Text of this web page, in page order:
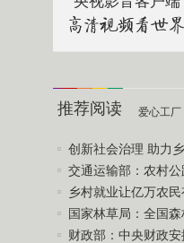
推荐阅读 爱心工厂
创新社会治理 助力
交通运输部：农村公
乡村就业让亿万农
国家林草局：全国
财政部：中央财政安